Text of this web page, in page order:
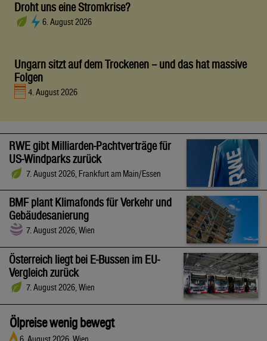
Droht uns eine Stromkrise?
6. August 2026
Ungarn sitzt auf dem Trockenen – und das hat massive
Folgen
4. August 2026
RWE gibt Milliarden-Pachtverträge für
US-Windparks zurück
7. August 2026, Frankfurt am Main/Essen
BMF plant Klimafonds für Verkehr und
Gebäudesanierung
7. August 2026, Wien
Österreich liegt bei E-Bussen im EU-
Vergleich zurück
7. August 2026, Wien
Ölpreise wenig bewegt